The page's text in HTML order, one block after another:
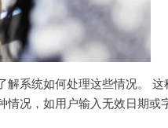
解系统如何处理这些情况。 这
况，如用户输入无效日期或